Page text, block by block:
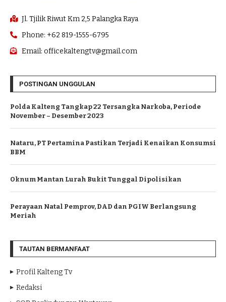
Jl. Tjilik Riwut Km 2,5 Palangka Raya
Phone: +62 819-1555-6795
Email: officekaltengtv@gmail.com
POSTINGAN UNGGULAN
Polda Kalteng Tangkap 22 Tersangka Narkoba, Periode
November – Desember 2023
Nataru, PT Pertamina Pastikan Terjadi Kenaikan Konsumsi
BBM
Oknum Mantan Lurah Bukit Tunggal Dipolisikan
Perayaan Natal Pemprov, DAD dan PGIW Berlangsung
Meriah
TAUTAN BERMANFAAT
Profil Kalteng Tv
Redaksi